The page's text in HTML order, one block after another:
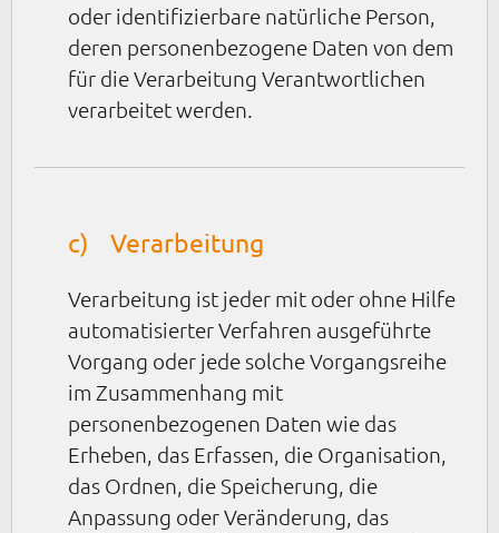
oder identifizierbare natürliche Person,
deren personenbezogene Daten von dem
für die Verarbeitung Verantwortlichen
verarbeitet werden.
c) Verarbeitung
Verarbeitung ist jeder mit oder ohne Hilfe
automatisierter Verfahren ausgeführte
Vorgang oder jede solche Vorgangsreihe
im Zusammenhang mit
personenbezogenen Daten wie das
Erheben, das Erfassen, die Organisation,
das Ordnen, die Speicherung, die
Anpassung oder Veränderung, das